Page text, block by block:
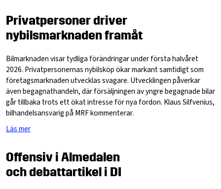
Privatpersoner driver
nybilsmarknaden framåt
Bilmarknaden visar tydliga förändringar under första halvåret
2026. Privatpersonernas nybilsköp ökar markant samtidigt som
företagsmarknaden utvecklas svagare. Utvecklingen påverkar
även begagnathandeln, där försäljningen av yngre begagnade bilar
går tillbaka trots ett ökat intresse för nya fordon. Klaus Silfvenius,
bilhandelsansvarig på MRF kommenterar.
Läs mer
Offensiv i Almedalen
och debattartikel i DI